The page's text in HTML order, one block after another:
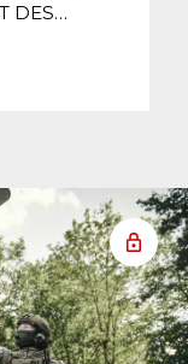
DES…